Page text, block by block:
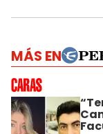
MÁS EN